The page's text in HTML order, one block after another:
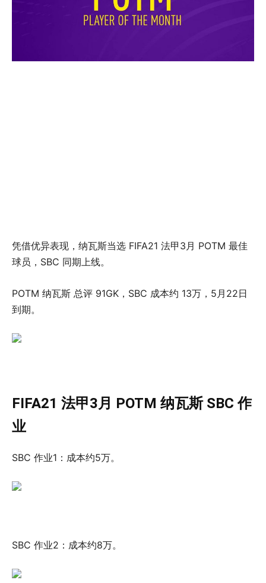
凭借优异表现，纳瓦斯当选 FIFA21 法甲3月 POTM 最佳
球员，SBC 同期上线。
POTM 纳瓦斯 总评 91GK，SBC 成本约 13万，5月22日
到期。
FIFA21 法甲3月 POTM 纳瓦斯 SBC 作
业
SBC 作业1：成本约5万。
SBC 作业2：成本约8万。